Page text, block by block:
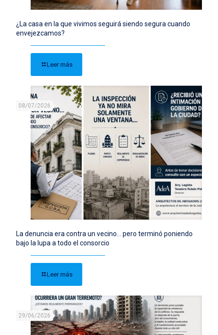
¿La casa en la que vivimos seguirá siendo segura cuando
envejezcamos?
Leer más
08/07/2026
La denuncia era contra un vecino… pero terminó poniendo
bajo la lupa a todo el consorcio
Leer más
29/06/2026